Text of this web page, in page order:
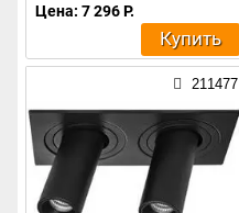
Цена: 7 296 Р.
Купить
211477